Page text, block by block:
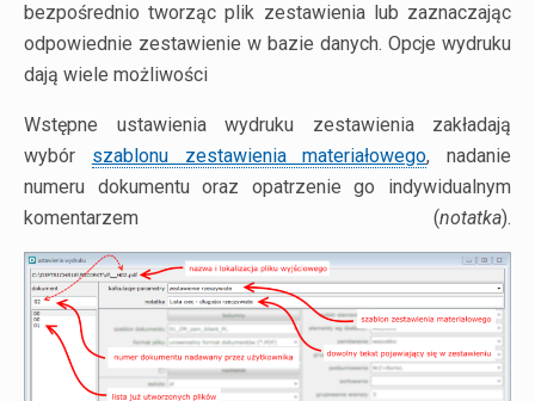
bezpośrednio tworząc plik zestawienia lub zaznaczając
odpowiednie zestawienie w bazie danych. Opcje wydruku
dają wiele możliwości
Wstępne ustawienia wydruku zestawienia zakładają
wybór szablonu zestawienia materiałowego, nadanie
numeru dokumentu oraz opatrzenie go indywidualnym
komentarzem (notatka).